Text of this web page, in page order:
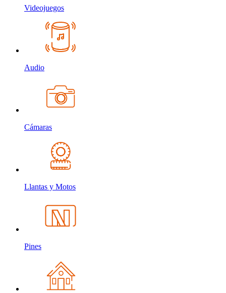
Videojuegos
Audio
Cámaras
Llantas y Motos
Pines